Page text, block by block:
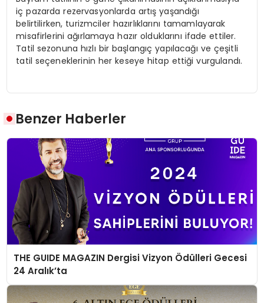
iç pazarda rezervasyonlarda artış yaşandığı
belirtilirken, turizmciler hazırlıklarını tamamlayarak
misafirlerini ağırlamaya hazır olduklarını ifade ettiler.
Tatil sezonuna hızlı bir başlangıç yapılacağı ve çeşitli
tatil seçeneklerinin her keseye hitap ettiği vurgulandı.
Benzer Haberler
THE GUIDE MAGAZIN Dergisi Vizyon Ödülleri Gecesi
24 Aralık’ta